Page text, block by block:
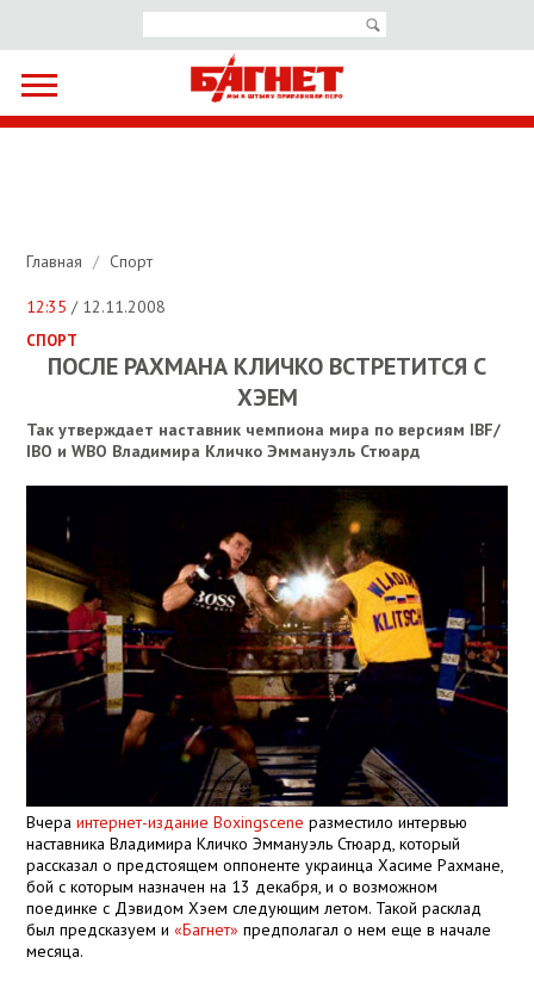
Главная / Спорт
12:35 / 12.11.2008
СПОРТ
ПОСЛЕ РАХМАНА КЛИЧКО ВСТРЕТИТСЯ С
ХЭЕМ
Так утверждает наставник чемпиона мира по версиям IBF/
IBO и WBO Владимира Кличко Эммануэль Стюард
Вчераинтернет-издание Boxingscene разместило интервью
наставника Владимира Кличко Эммануэль Стюард, который
рассказал о предстоящем оппоненте украинца Хасиме Рахмане,
бой с которым назначен на 13 декабря, и о возможном
поединке с Дэвидом Хэем следующим летом. Такой расклад
был предсказуем и«Багнет» предполагал о нем еще в начале
месяца.